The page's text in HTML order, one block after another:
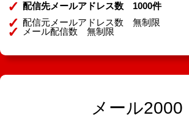
配信先メールアドレス数 1000件
配信元メールアドレス数 無制限
メール配信数 無制限
メール2000